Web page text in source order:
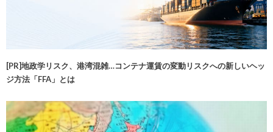
[PR]地政学リスク、港湾混雑…コンテナ運賃の変動リスクへの新しいヘッ
ジ方法「FFA」とは